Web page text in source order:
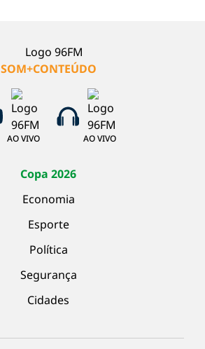
SOM+CONTEÚDO
AO VIVO AO VIVO
Copa 2026
Economia
Esporte
Política
Segurança
Cidades